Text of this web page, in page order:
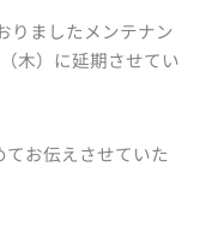
りましたメンテナン
木）に延期させてい
お伝えさせていた